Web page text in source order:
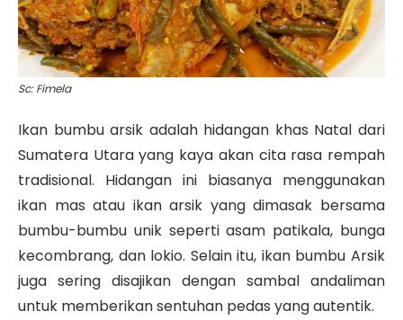
Sc: Fimela
Ikan bumbu arsik adalah hidangan khas Natal dari
Sumatera Utara yang kaya akan cita rasa rempah
tradisional. Hidangan ini biasanya menggunakan
ikan mas atau ikan arsik yang dimasak bersama
bumbu-bumbu unik seperti asam patikala, bunga
kecombrang, dan lokio. Selain itu, ikan bumbu Arsik
juga sering disajikan dengan sambal andaliman
untuk memberikan sentuhan pedas yang autentik.